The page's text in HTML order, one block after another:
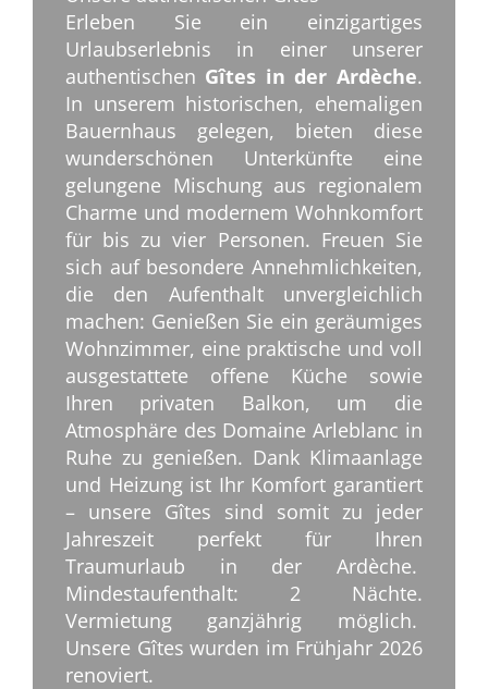
Erleben Sie ein einzigartiges
Urlaubserlebnis in einer unserer
authentischen Gîtes in der Ardèche.
In unserem historischen, ehemaligen
Bauernhaus gelegen, bieten diese
wunderschönen Unterkünfte eine
gelungene Mischung aus regionalem
Charme und modernem Wohnkomfort
für bis zu vier Personen. Freuen Sie
sich auf besondere Annehmlichkeiten,
die den Aufenthalt unvergleichlich
machen: Genießen Sie ein geräumiges
Wohnzimmer, eine praktische und voll
ausgestattete offene Küche sowie
Ihren privaten Balkon, um die
Atmosphäre des Domaine Arleblanc in
Ruhe zu genießen. Dank Klimaanlage
und Heizung ist Ihr Komfort garantiert
– unsere Gîtes sind somit zu jeder
Jahreszeit perfekt für Ihren
Traumurlaub in der Ardèche.
Mindestaufenthalt: 2 Nächte.
Vermietung ganzjährig möglich.
Unsere Gîtes wurden im Frühjahr 2026
renoviert.